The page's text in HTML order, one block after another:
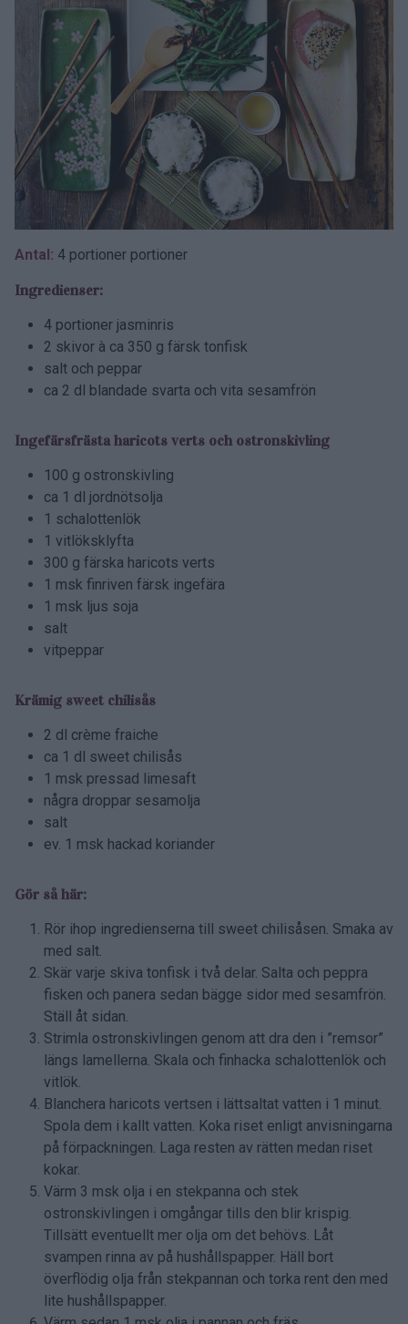
Antal: 4 portioner portioner
Ingredienser:
4 portioner jasminris
2 skivor à ca 350 g färsk tonfisk
salt och peppar
ca 2 dl blandade svarta och vita sesamfrön
Ingefärsfrästa haricots verts och ostronskivling
100 g ostronskivling
ca 1 dl jordnötsolja
1 schalottenlök
1 vitlöksklyfta
300 g färska haricots verts
1 msk finriven färsk ingefära
1 msk ljus soja
salt
vitpeppar
Krämig sweet chilisås
2 dl crème fraiche
ca 1 dl sweet chilisås
1 msk pressad limesaft
några droppar sesamolja
salt
ev. 1 msk hackad koriander
Gör så här:
Rör ihop ingredienserna till sweet chilisåsen. Smaka av
med salt.
Skär varje skiva tonfisk i två delar. Salta och peppra
fisken och panera sedan bägge sidor med sesamfrön.
Ställ åt sidan.
Strimla ostronskivlingen genom att dra den i ”remsor”
längs lamellerna. Skala och finhacka schalottenlök och
vitlök.
Blanchera haricots vertsen i lättsaltat vatten i 1 minut.
Spola dem i kallt vatten. Koka riset enligt anvisningarna
på förpackningen. Laga resten av rätten medan riset
kokar.
Värm 3 msk olja i en stekpanna och stek
ostronskivlingen i omgångar tills den blir krispig.
Tillsätt eventuellt mer olja om det behövs. Låt
svampen rinna av på hushållspapper. Häll bort
överflödig olja från stekpannan och torka rent den med
lite hushållspapper.